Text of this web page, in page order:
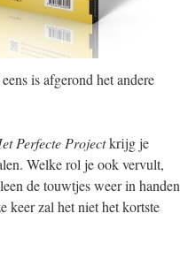
is afgerond het andere
Perfecte Projectkrijg je
Welke rol je ook vervult,
de touwtjes weer in handen
keer zal het niet het kortste